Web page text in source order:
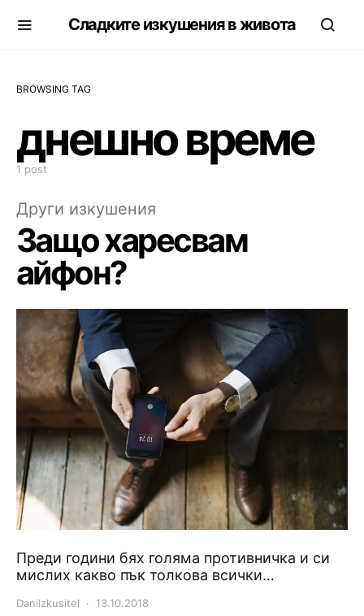
Сладките изкушения в живота
BROWSING TAG
днешно време
1 post
Други изкушения
Защо харесвам
айфон?
Преди години бях голяма противничка и си
мислих какво пък толкова всички…
DaniIzkusitel 13.10.2018